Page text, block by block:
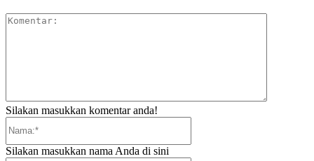
Silakan masukkan komentar anda!
Silakan masukkan nama Anda di sini